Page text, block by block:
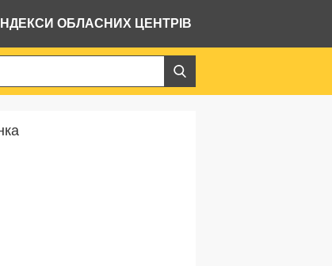
ІНДЕКСИ ОБЛАСНИХ ЦЕНТРІВ